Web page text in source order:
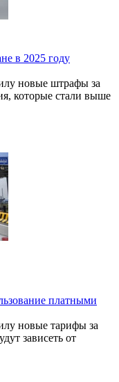
в 2025 году
новые штрафы за
которые стали выше
платными
новые тарифы за
зависеть от